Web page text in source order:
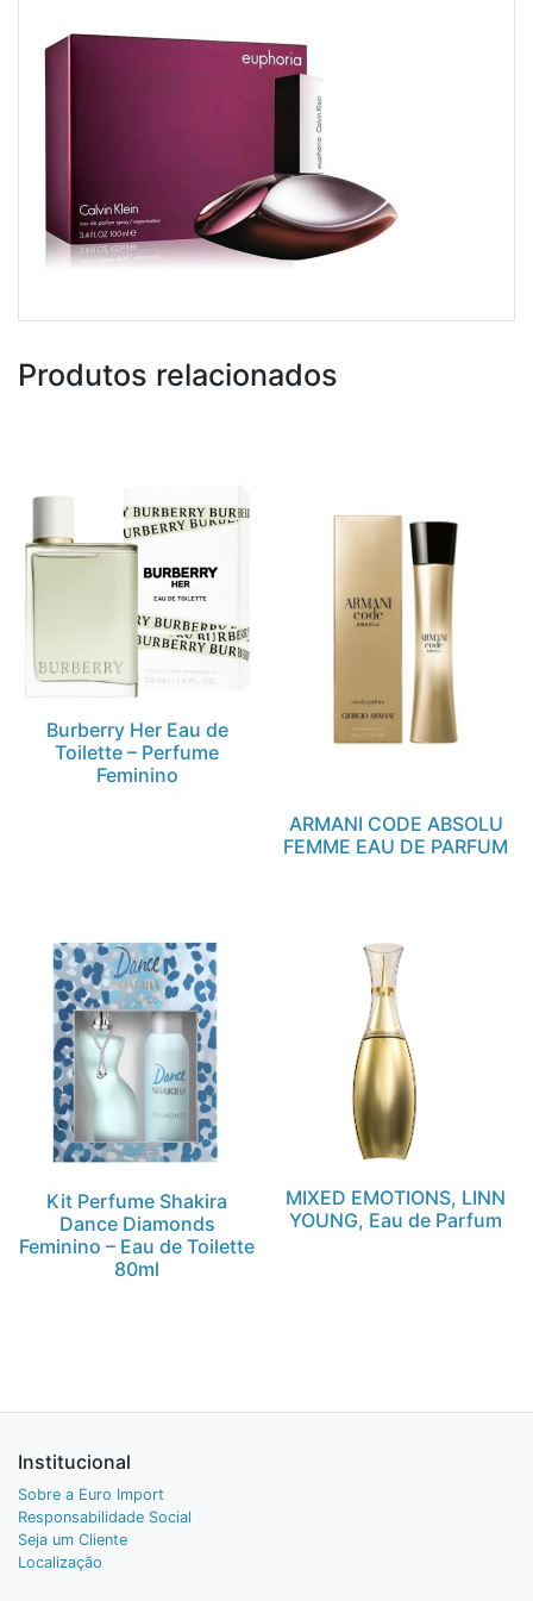
Produtos relacionados
Burberry Her Eau de
Toilette – Perfume
Feminino
ARMANI CODE ABSOLU
FEMME EAU DE PARFUM
Kit Perfume Shakira
Dance Diamonds
Feminino – Eau de Toilette
80ml
MIXED EMOTIONS, LINN
YOUNG, Eau de Parfum
Institucional
Sobre a Euro Import
Responsabilidade Social
Seja um Cliente
Localização